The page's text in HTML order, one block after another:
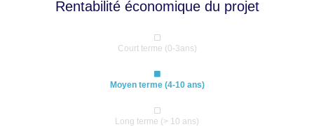
Rentabilité économique du projet
Court terme (0-3ans)
Moyen terme (4-10 ans)
Long terme (> 10 ans)